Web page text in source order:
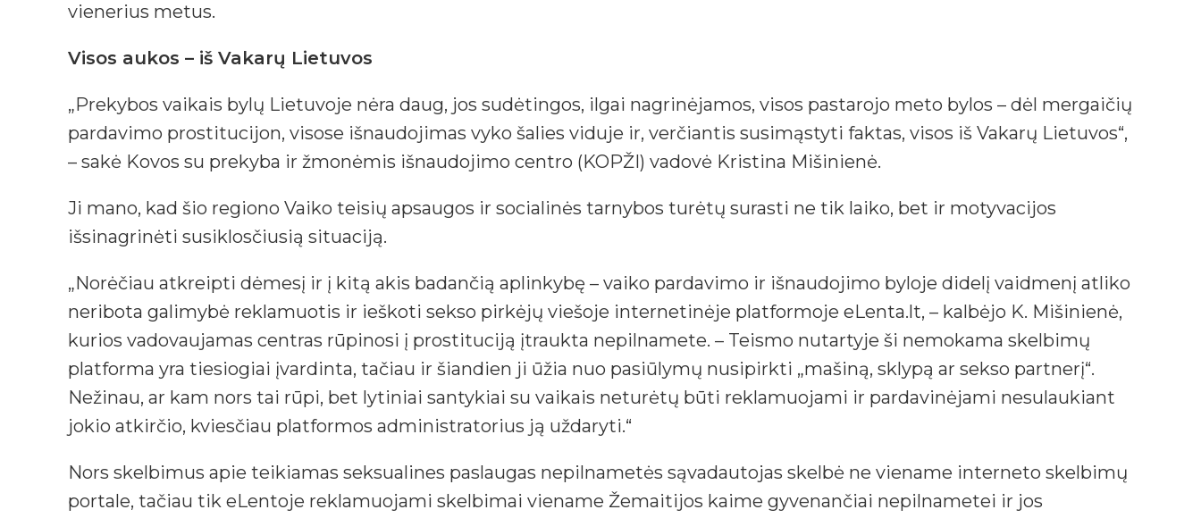
vienerius metus.
Visos aukos – iš Vakarų Lietuvos
„Prekybos vaikais bylų Lietuvoje nėra daug, jos sudėtingos, ilgai nagrinėjamos, visos pastarojo meto bylos – dėl mergaičių
pardavimo prostitucijon, visose išnaudojimas vyko šalies viduje ir, verčiantis susimąstyti faktas, visos iš Vakarų Lietuvos“,
– sakė Kovos su prekyba ir žmonėmis išnaudojimo centro (KOPŽI) vadovė Kristina Mišinienė.
Ji mano, kad šio regiono Vaiko teisių apsaugos ir socialinės tarnybos turėtų surasti ne tik laiko, bet ir motyvacijos
išsinagrinėti susiklosčiusią situaciją.
„Norėčiau atkreipti dėmesį ir į kitą akis badančią aplinkybę – vaiko pardavimo ir išnaudojimo byloje didelį vaidmenį atliko
neribota galimybė reklamuotis ir ieškoti sekso pirkėjų viešoje internetinėje platformoje eLenta.lt, – kalbėjo K. Mišinienė,
kurios vadovaujamas centras rūpinosi į prostituciją įtraukta nepilnamete. – Teismo nutartyje ši nemokama skelbimų
platforma yra tiesiogiai įvardinta, tačiau ir šiandien ji ūžia nuo pasiūlymų nusipirkti „mašiną, sklypą ar sekso partnerį“.
Nežinau, ar kam nors tai rūpi, bet lytiniai santykiai su vaikais neturėtų būti reklamuojami ir pardavinėjami nesulaukiant
jokio atkirčio, kviesčiau platformos administratorius ją uždaryti.“
Nors skelbimus apie teikiamas seksualines paslaugas nepilnametės sąvadautojas skelbė ne viename interneto skelbimų
portale, tačiau tik eLentoje reklamuojami skelbimai viename Žemaitijos kaime gyvenančiai nepilnametei ir jos